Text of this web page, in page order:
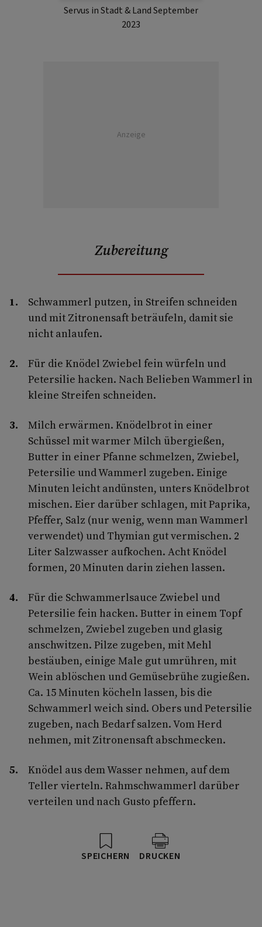
Servus in Stadt & Land September
2023
Anzeige
Zubereitung
Schwammerl putzen, in Streifen schneiden
und mit Zitronensaft beträufeln, damit sie
nicht anlaufen.
Für die Knödel Zwiebel fein würfeln und
Petersilie hacken. Nach Belieben Wammerl in
kleine Streifen schneiden.
Milch erwärmen. Knödelbrot in einer
Schüssel mit warmer Milch übergießen,
Butter in einer Pfanne schmelzen, Zwiebel,
Petersilie und Wammerl zugeben. Einige
Minuten leicht andünsten, unters Knödelbrot
mischen. Eier darüber schlagen, mit Paprika,
Pfeffer, Salz (nur wenig, wenn man Wammerl
verwendet) und Thymian gut vermischen. 2
Liter Salzwasser aufkochen. Acht Knödel
formen, 20 Minuten darin ziehen lassen.
Für die Schwammerlsauce Zwiebel und
Petersilie fein hacken. Butter in einem Topf
schmelzen, Zwiebel zugeben und glasig
anschwitzen. Pilze zugeben, mit Mehl
bestäuben, einige Male gut umrühren, mit
Wein ablöschen und Gemüsebrühe zugießen.
Ca. 15 Minuten köcheln lassen, bis die
Schwammerl weich sind. Obers und Petersilie
zugeben, nach Bedarf salzen. Vom Herd
nehmen, mit Zitronensaft abschmecken.
Knödel aus dem Wasser nehmen, auf dem
Teller vierteln. Rahmschwammerl darüber
verteilen und nach Gusto pfeffern.
SPEICHERN DRUCKEN